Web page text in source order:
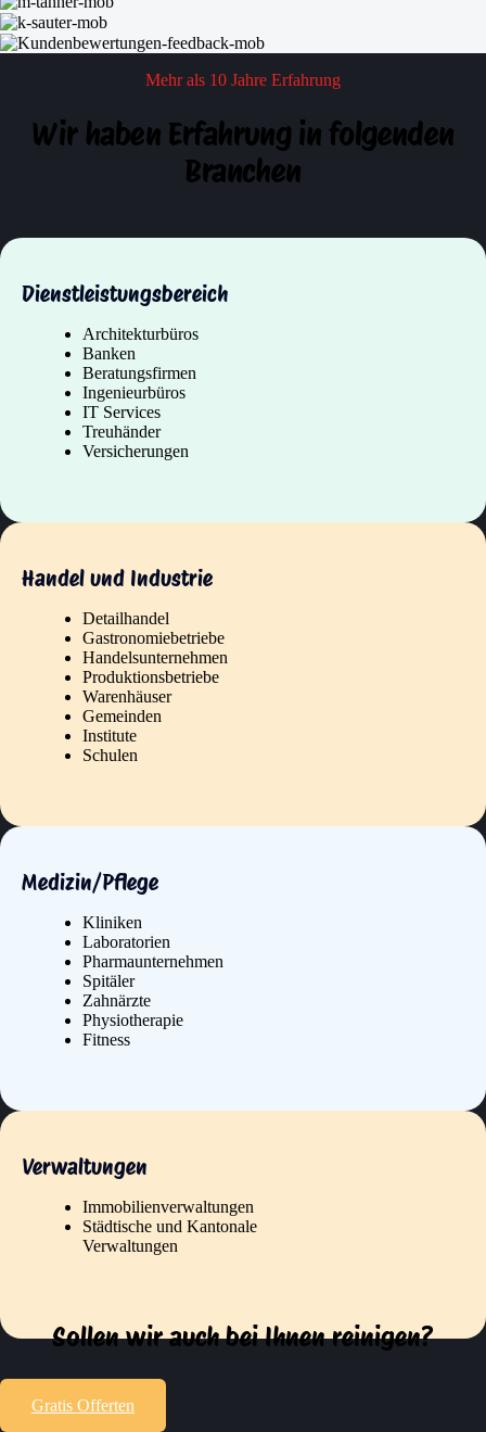
Mehr als 10 Jahre Erfahrung
Wir haben Erfahrung in folgenden
Branchen
Dienstleistungsbereich
Architekturbüros
Banken
Beratungsfirmen
Ingenieurbüros
IT Services
Treuhänder
Versicherungen
Handel und Industrie
Detailhandel
Gastronomiebetriebe
Handelsunternehmen
Produktionsbetriebe
Warenhäuser
Gemeinden
Institute
Schulen
Medizin/Pflege
Kliniken
Laboratorien
Pharmaunternehmen
Spitäler
Zahnärzte
Physiotherapie
Fitness
Verwaltungen
Immobilienverwaltungen
Städtische und Kantonale
Verwaltungen
Sollen wir auch bei Ihnen reinigen?
Gratis Offerten